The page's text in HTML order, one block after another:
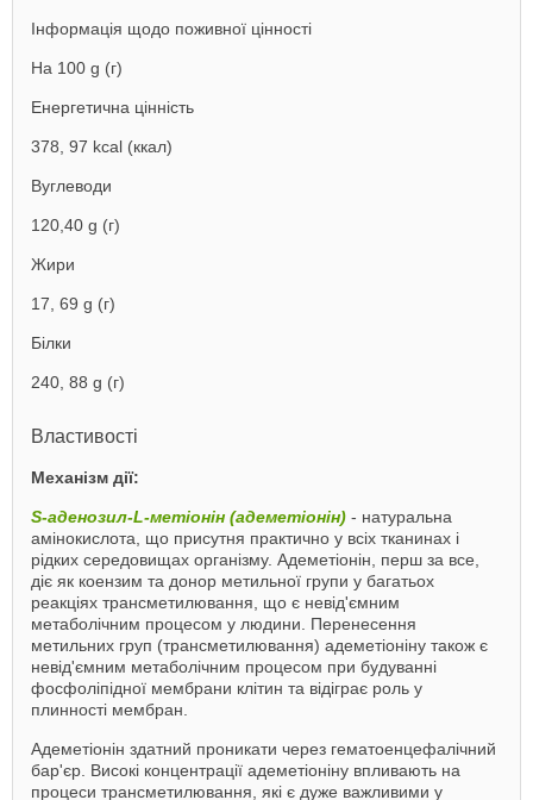
Інформація щодо поживної цінності
На 100 g (г)
Енергетична цінність
378, 97 kcal (ккал)
Вуглеводи
120,40 g (г)
Жири
17, 69 g (г)
Білки
240, 88 g (г)
Властивості
Механізм дії:
S-аденозил-L-метіонін (адеметіонін) - натуральна
амінокислота, що присутня практично у всіх тканинах і
рідких середовищах організму. Адеметіонін, перш за все,
діє як коензим та донор метильної групи у багатьох
реакціях трансметилювання, що є невід'ємним
метаболічним процесом у людини. Перенесення
метильних груп (трансметилювання) адеметіоніну також є
невід'ємним метаболічним процесом при будуванні
фосфоліпідної мембрани клітин та відіграє роль у
плинності мембран.
Адеметіонін здатний проникати через гематоенцефалічний
бар'єр. Високі концентрації адеметіоніну впливають на
процеси трансметилювання, які є дуже важливими у